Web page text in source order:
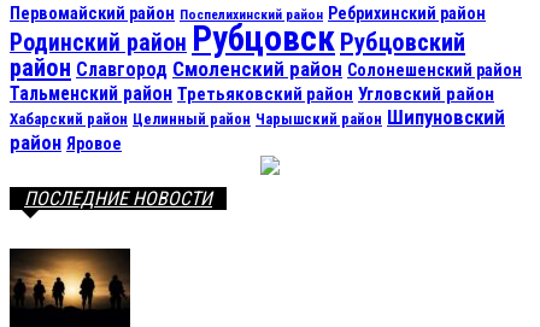
Первомайский район Поспелихинский район Ребрихинский район
Родинский район Рубцовск Рубцовский
район Славгород Смоленский район Солонешенский район
Тальменский район Третьяковский район Угловский район
Хабарский район Целинный район Чарышский район Шипуновский
район Яровое
ПОСЛЕДНИЕ НОВОСТИ